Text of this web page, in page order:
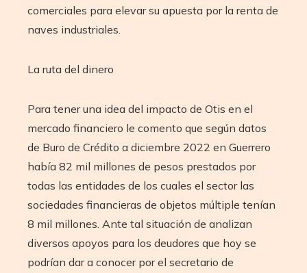
comerciales para elevar su apuesta por la renta de
naves industriales.
La ruta del dinero
Para tener una idea del impacto de Otis en el
mercado financiero le comento que según datos
de Buro de Crédito a diciembre 2022 en Guerrero
había 82 mil millones de pesos prestados por
todas las entidades de los cuales el sector las
sociedades financieras de objetos múltiple tenían
8 mil millones. Ante tal situación de analizan
diversos apoyos para los deudores que hoy se
podrían dar a conocer por el secretario de